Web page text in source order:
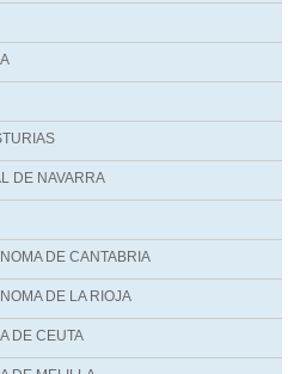
DE NAVARRA
DE CANTABRIA
DE LA RIOJA
DE CEUTA